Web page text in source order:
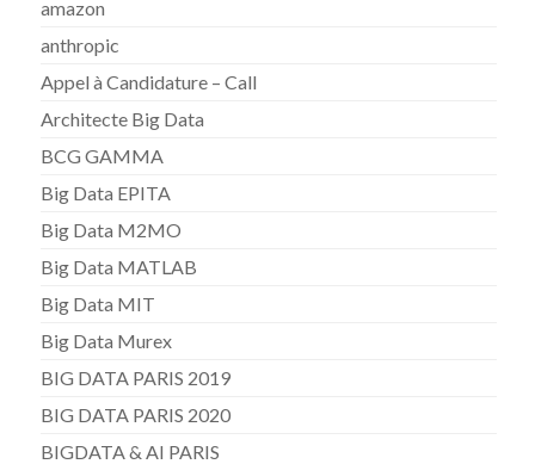
amazon
anthropic
Appel à Candidature – Call
Architecte Big Data
BCG GAMMA
Big Data EPITA
Big Data M2MO
Big Data MATLAB
Big Data MIT
Big Data Murex
BIG DATA PARIS 2019
BIG DATA PARIS 2020
BIGDATA & AI PARIS